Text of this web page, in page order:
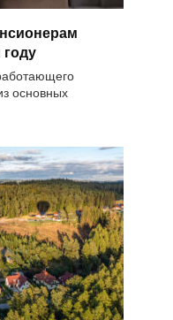
основных